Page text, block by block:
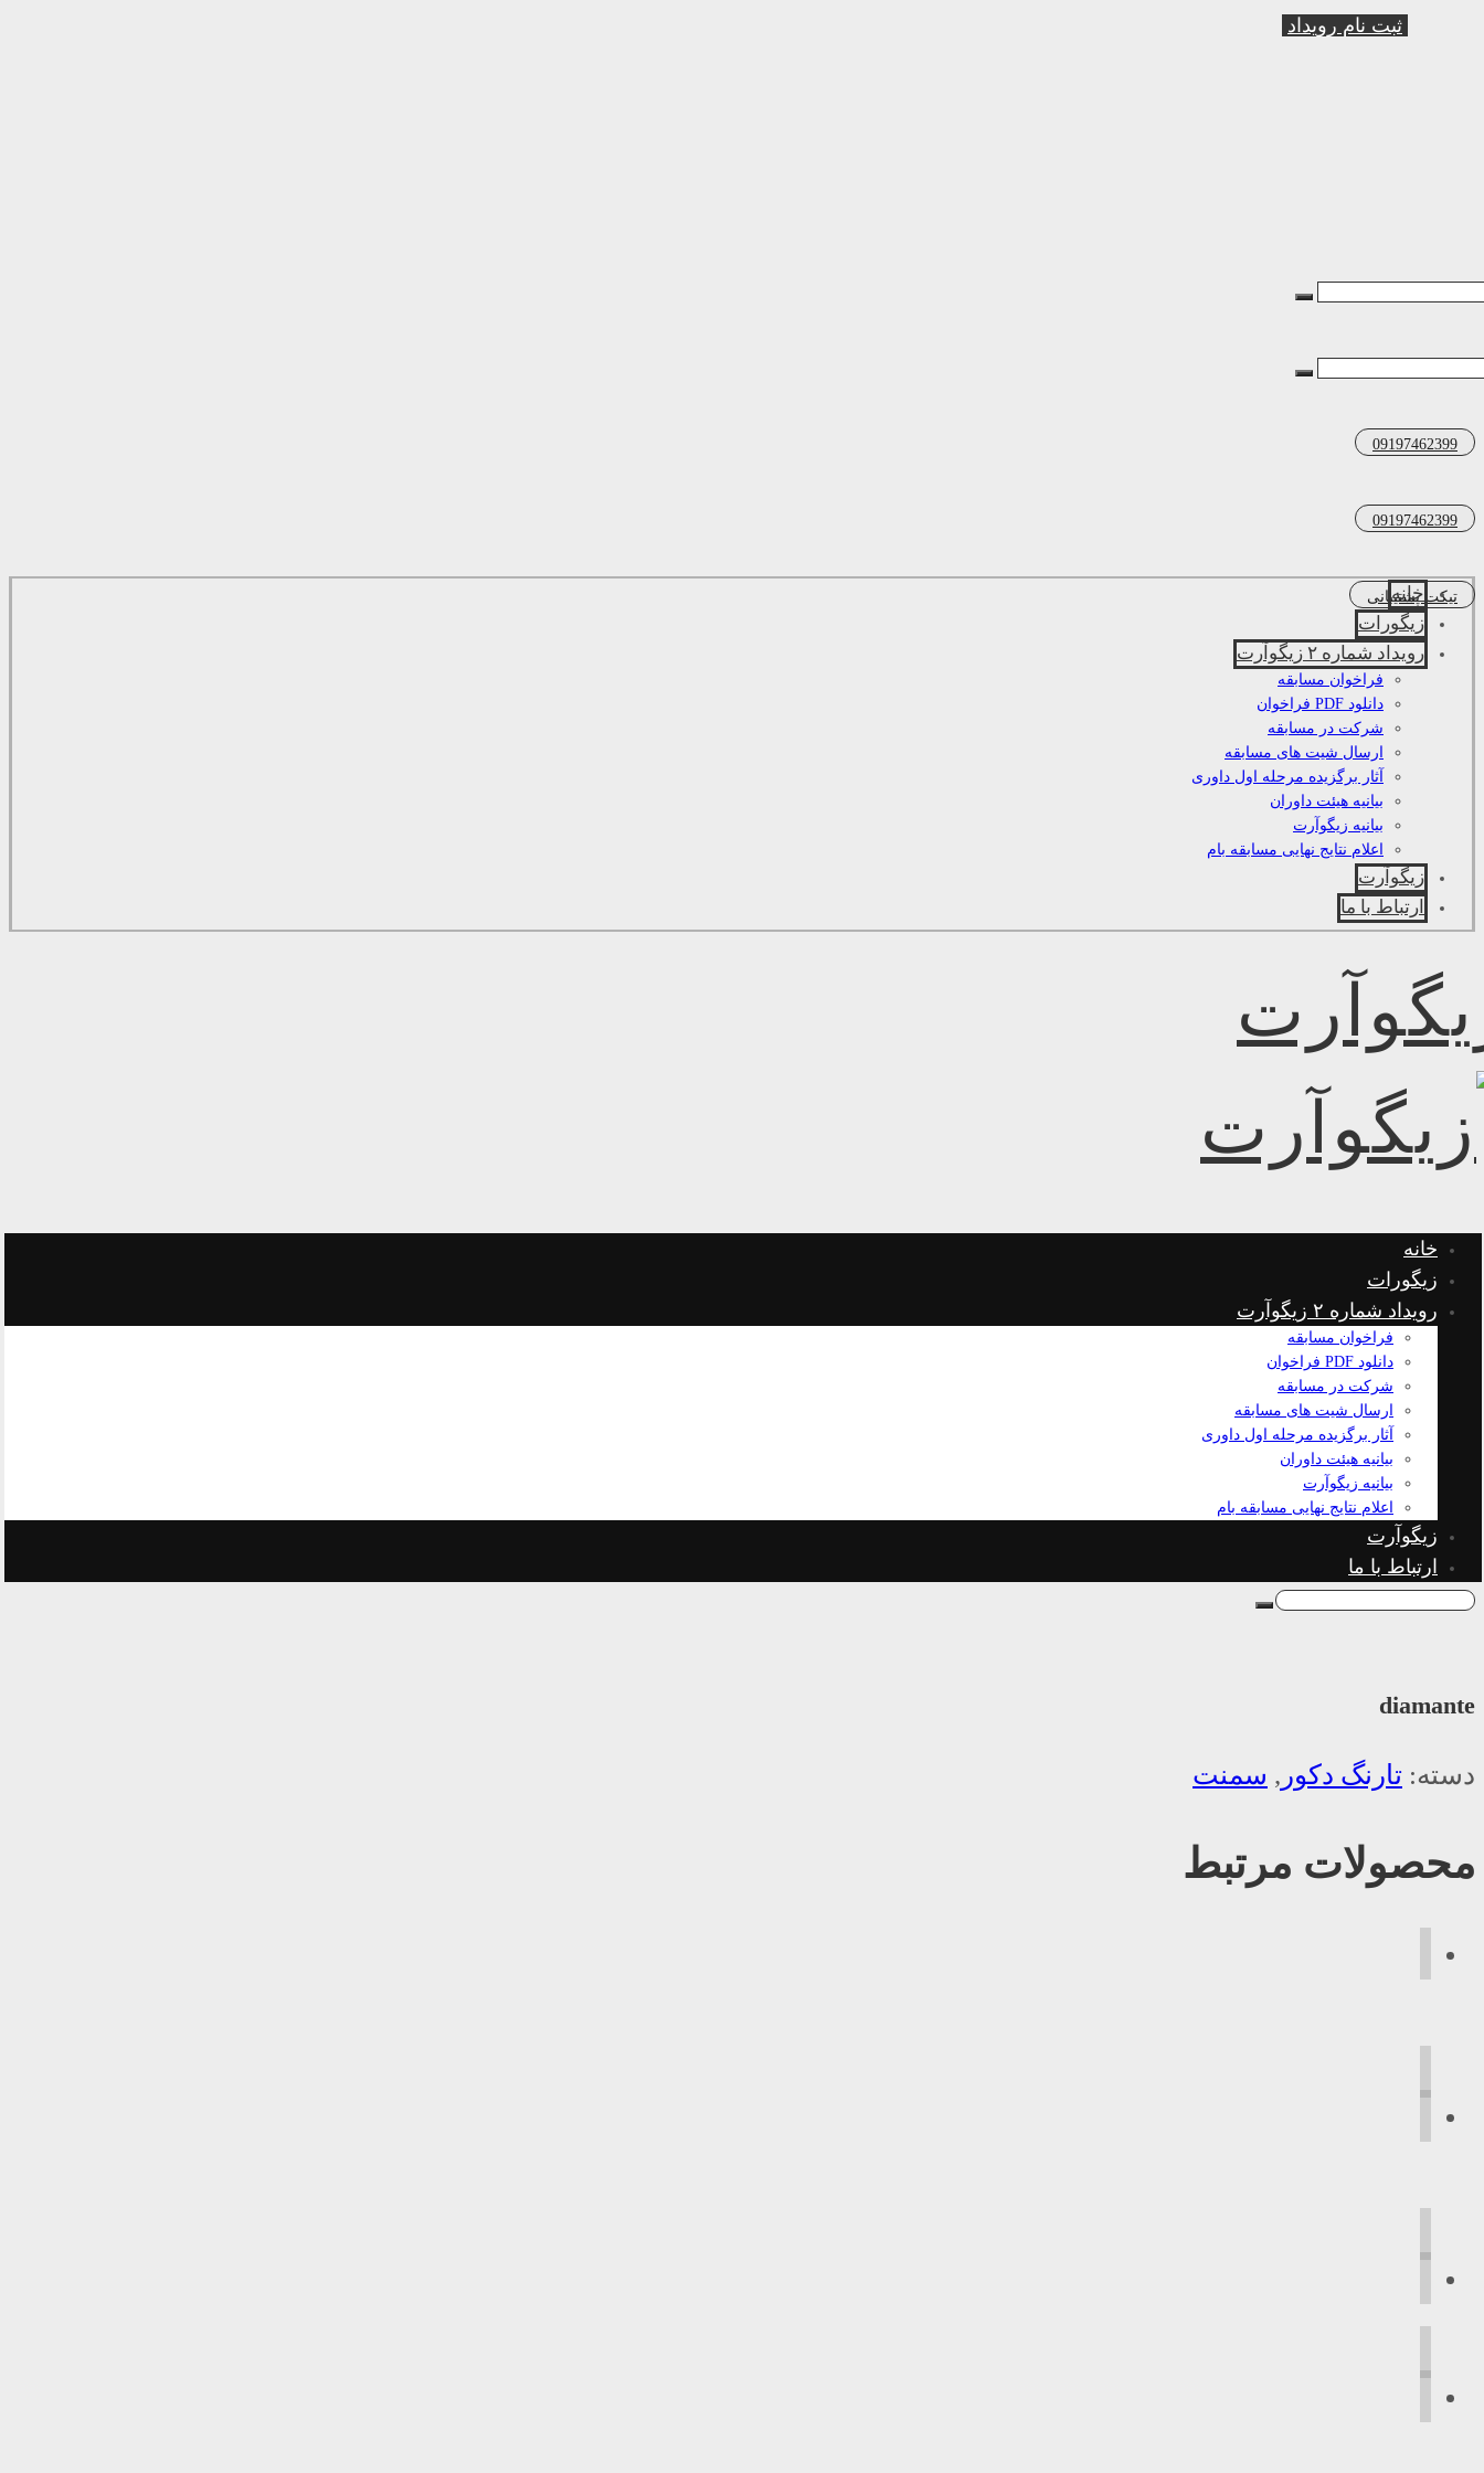
ثبت نام رویداد
09197462399
09197462399
تیکت پشتیبانی
خانه
زیگورات
رویداد شماره ۲ زیگوآرت
فراخوان مسابقه
دانلود PDF فراخوان
شرکت در مسابقه
ارسال شیت های مسابقه
آثار برگزیده مرحله اول داوری
بیانیه هیئت داوران
بیانیه زیگوآرت
اعلام نتایج نهایی مسابقه بام
زیگوآرت
ارتباط با ما
خانه
زیگورات
رویداد شماره ۲ زیگوآرت
فراخوان مسابقه
دانلود PDF فراخوان
شرکت در مسابقه
ارسال شیت های مسابقه
آثار برگزیده مرحله اول داوری
بیانیه هیئت داوران
بیانیه زیگوآرت
اعلام نتایج نهایی مسابقه بام
زیگوآرت
ارتباط با ما
diamante
دسته: تارنگ دکور , سمنت
محصولات مرتبط